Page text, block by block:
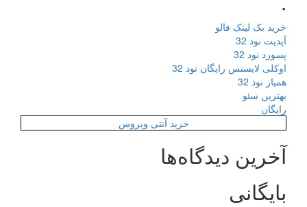
خرید بک لینک فالو
آپدیت نود 32
پسورد نود 32
اوکلی لایسنس رایگان نود 32
همیار نود 32
بهترین سئو
رایگان
خرید آنتی ویروس
آخرین دیدگاه‌ها
بایگانی